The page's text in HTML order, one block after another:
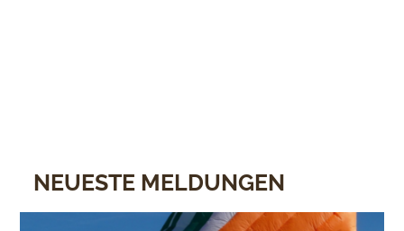
NEUESTE MELDUNGEN